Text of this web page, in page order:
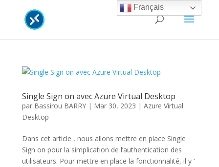
Single Sign on avec Azure Virtual Desktop
par Bassirou BARRY| Mar 30, 2023 | Azure Virtual
Desktop
Dans cet article , nous allons mettre en place Single
Sign on pour la simplication de l’authentication des
utilisateurs. Pour mettre en place la fonctionnalité, il y ‘
Français